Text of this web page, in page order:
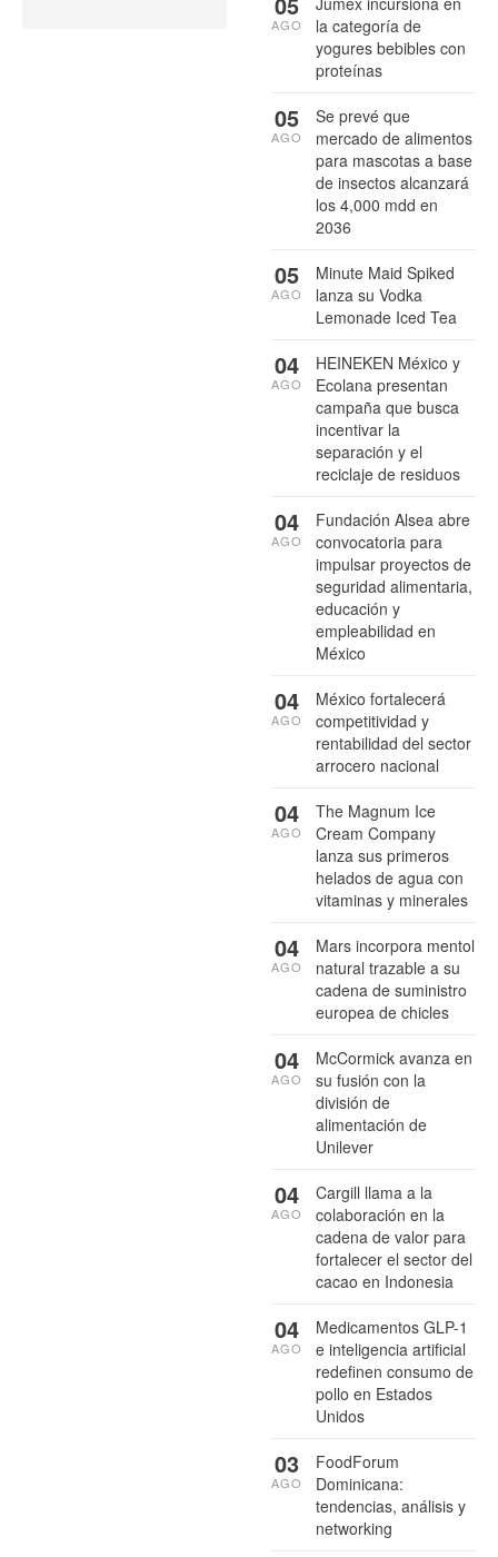
la categoría de
yogures bebibles con
proteínas
AGO
Se prevé que
mercado de alimentos
para mascotas a base
de insectos alcanzará
los 4,000 mdd en
2036
05
AGO
Minute Maid Spiked
lanza su Vodka
Lemonade Iced Tea
05
AGO
HEINEKEN México y
Ecolana presentan
campaña que busca
incentivar la
separación y el
reciclaje de residuos
04
AGO
Fundación Alsea abre
convocatoria para
impulsar proyectos de
seguridad alimentaria,
educación y
empleabilidad en
México
04
AGO
México fortalecerá
competitividad y
rentabilidad del sector
arrocero nacional
04
AGO
The Magnum Ice
Cream Company
lanza sus primeros
helados de agua con
vitaminas y minerales
04
AGO
Mars incorpora mentol
natural trazable a su
cadena de suministro
europea de chicles
04
AGO
McCormick avanza en
su fusión con la
división de
alimentación de
Unilever
04
AGO
Cargill llama a la
colaboración en la
cadena de valor para
fortalecer el sector del
cacao en Indonesia
04
AGO
Medicamentos GLP-1
e inteligencia artificial
redefinen consumo de
pollo en Estados
Unidos
04
AGO
FoodForum
Dominicana:
tendencias, análisis y
networking
03
AGO